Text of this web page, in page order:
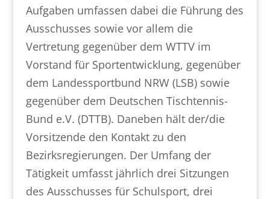
Aufgaben umfassen dabei die Führung des
Ausschusses sowie vor allem die
Vertretung gegenüber dem WTTV im
Vorstand für Sportentwicklung, gegenüber
dem Landessportbund NRW (LSB) sowie
gegenüber dem Deutschen Tischtennis-
Bund e.V. (DTTB). Daneben hält der/die
Vorsitzende den Kontakt zu den
Bezirksregierungen. Der Umfang der
Tätigkeit umfasst jährlich drei Sitzungen
des Ausschusses für Schulsport, drei